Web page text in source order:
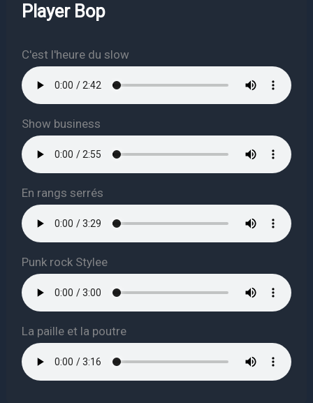
Player Bop
C'est l'heure du slow
Show business
En rangs serrés
Punk rock Stylee
La paille et la poutre